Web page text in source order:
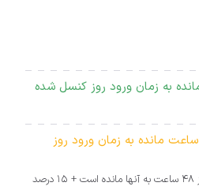
لغو رزرو در کمتر از 48 ساعت مانده به زمان ورود روز
100 درصد روز هایی که کمتر از 48 ساعت به آنها مانده است + 15 درصد